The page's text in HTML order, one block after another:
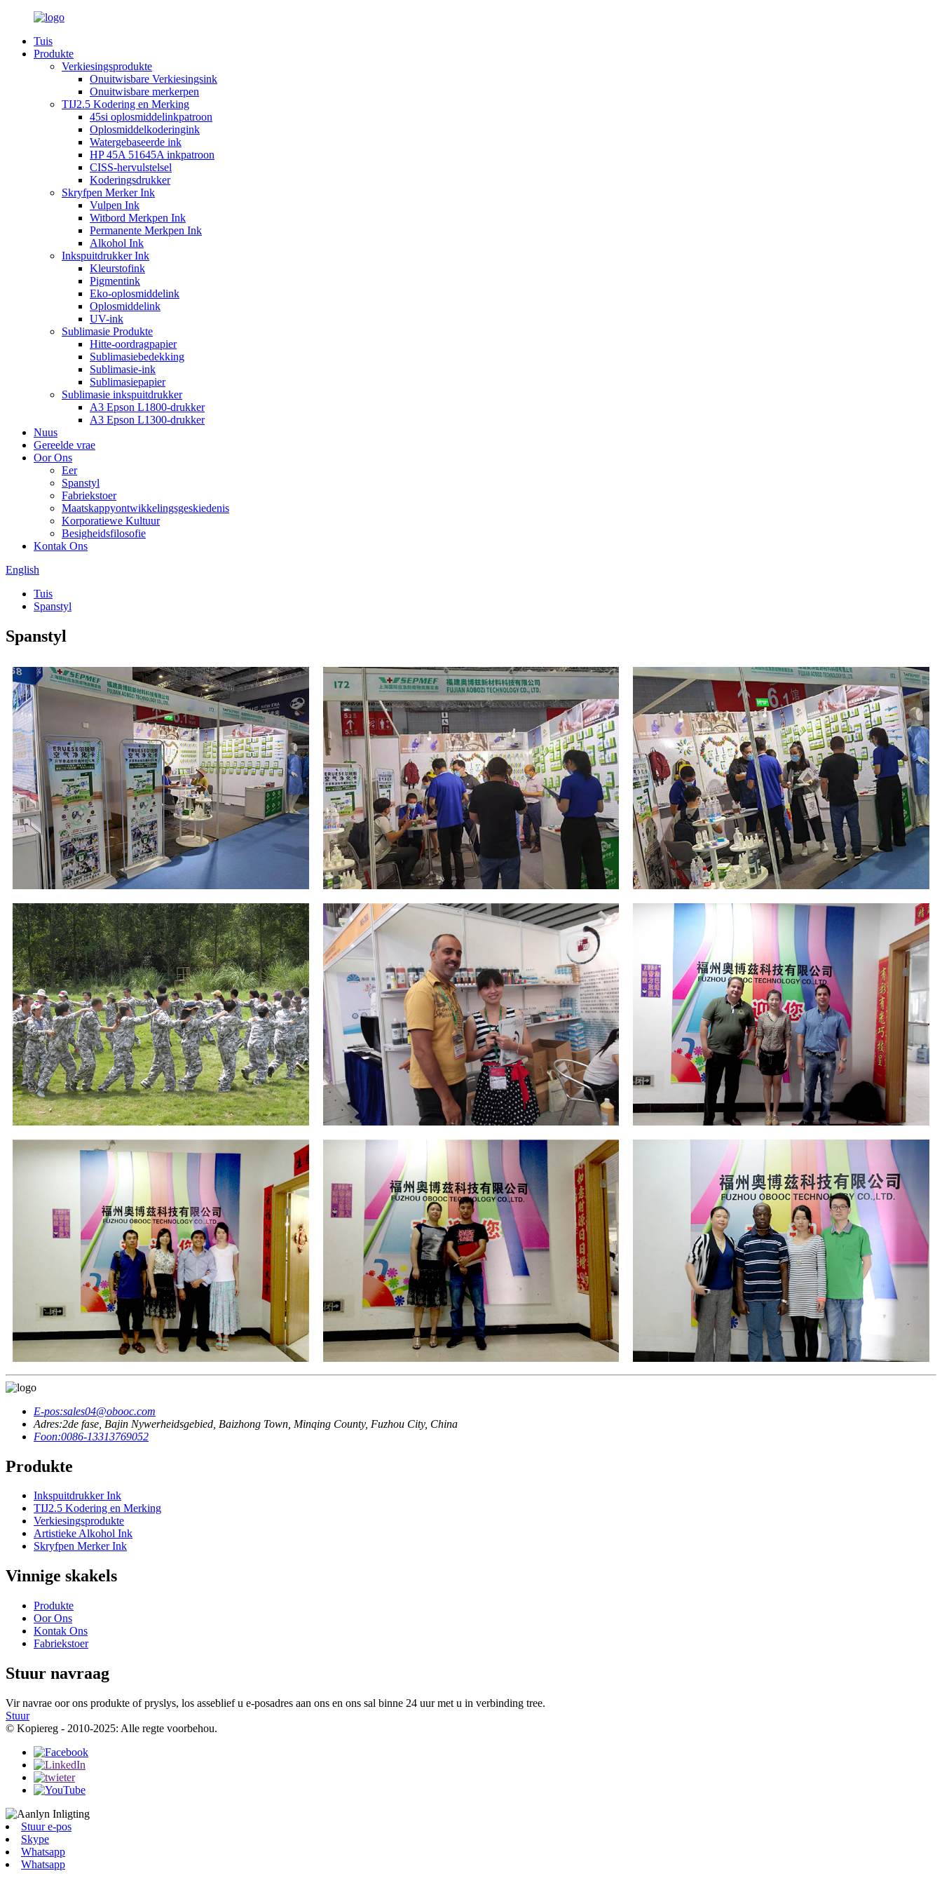
Tuis
Produkte
Verkiesingsprodukte
Onuitwisbare Verkiesingsink
Onuitwisbare merkerpen
TIJ2.5 Kodering en Merking
45si oplosmiddelinkpatroon
Oplosmiddelkoderingink
Watergebaseerde ink
HP 45A 51645A inkpatroon
CISS-hervulstelsel
Koderingsdrukker
Skryfpen Merker Ink
Vulpen Ink
Witbord Merkpen Ink
Permanente Merkpen Ink
Alkohol Ink
Inkspuitdrukker Ink
Kleurstofink
Pigmentink
Eko-oplosmiddelink
Oplosmiddelink
UV-ink
Sublimasie Produkte
Hitte-oordragpapier
Sublimasiebedekking
Sublimasie-ink
Sublimasiepapier
Sublimasie inkspuitdrukker
A3 Epson L1800-drukker
A3 Epson L1300-drukker
Nuus
Gereelde vrae
Oor Ons
Eer
Spanstyl
Fabriekstoer
Maatskappyontwikkelingsgeskiedenis
Korporatiewe Kultuur
Besigheidsfilosofie
Kontak Ons
English
Tuis
Spanstyl
Spanstyl
E-pos:sales04@obooc.com
Adres:2de fase, Bajin Nywerheidsgebied, Baizhong Town, Minqing County, Fuzhou City, China
Foon:0086-13313769052
Produkte
Inkspuitdrukker Ink
TIJ2.5 Kodering en Merking
Verkiesingsprodukte
Artistieke Alkohol Ink
Skryfpen Merker Ink
Vinnige skakels
Produkte
Oor Ons
Kontak Ons
Fabriekstoer
Stuur navraag
Vir navrae oor ons produkte of pryslys, los asseblief u e-posadres aan ons en ons sal binne 24 uur met u in verbinding tree.
Stuur
© Kopiereg - 2010-2025: Alle regte voorbehou.
Stuur e-pos
Skype
Whatsapp
Whatsapp